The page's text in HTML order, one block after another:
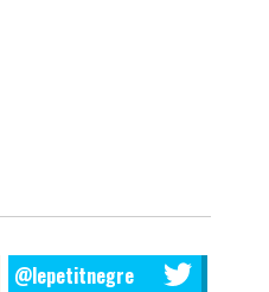
@lepetitnegre